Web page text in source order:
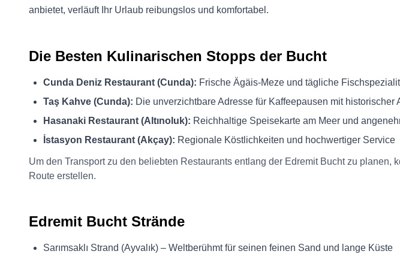
anbietet, verläuft Ihr Urlaub reibungslos und komfortabel.
Die Besten Kulinarischen Stopps der Bucht
Cunda Deniz Restaurant (Cunda): Frische Ägäis-Meze und tägliche
Taş Kahve (Cunda): Die unverzichtbare Adresse für Kaffeepausen mit historischer
Hasanaki Restaurant (Altınoluk): Reichhaltige Speisekarte am Meer und
İstasyon Restaurant (Akçay): Regionale Köstlichkeiten und hochwertiger Service
Um den Transport zu den beliebten Restaurants entlang der Edremit Bucht zu planen,
Route erstellen.
Edremit Bucht Strände
Sarımsaklı Strand (Ayvalık) – Weltberühmt für seinen feinen Sand und lange Küste